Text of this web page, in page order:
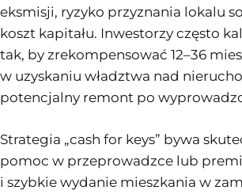
eksmisji, ryzyko przyznania lokalu
koszt kapitału. Inwestorzy często
tak, by zrekompensować 12–36
w uzyskaniu władztwa nad
potencjalny remont po
Strategia „cash for keys” bywa
pomoc w przeprowadzce lub
i szybkie wydanie mieszkania w